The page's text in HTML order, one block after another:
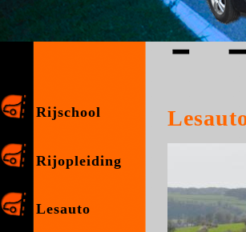
Rijschool
Rijopleiding
Lesauto